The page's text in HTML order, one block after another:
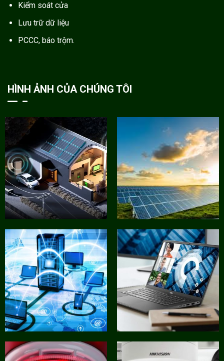
Kiểm soát cửa
Lưu trữ dữ liệu
PCCC, báo trộm.
HÌNH ẢNH CỦA CHÚNG TÔI